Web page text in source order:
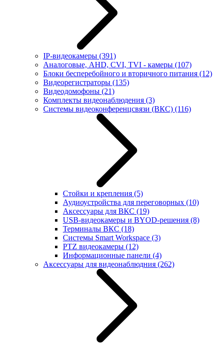
IP-видеокамеры (391)
Аналоговые, AHD, CVI, TVI - камеры (107)
Блоки бесперебойного и вторичного питания (12)
Видеорегистраторы (135)
Видеодомофоны (21)
Комплекты видеонаблюдения (3)
Системы видеоконференцсвязи (ВКС) (116)
Стойки и крепления (5)
Аудиоустройства для переговорных (10)
Аксессуары для ВКС (19)
USB-видеокамеры и BYOD-решения (8)
Терминалы ВКС (18)
Системы Smart Workspace (3)
PTZ видеокамеры (12)
Информационные панели (4)
Аксессуары для видеонаблюдния (262)